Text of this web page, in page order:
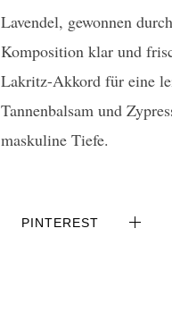
Lavendel, gewonnen
Komposition klar und
Lakritz-Akkord für eine
Tannenbalsam und
maskuline Tiefe.
PINTEREST